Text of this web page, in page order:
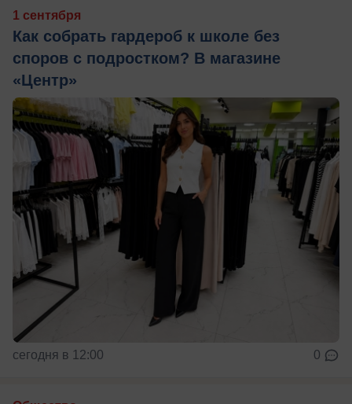
1 сентября
Как собрать гардероб к школе без
споров с подростком? В магазине
«Центр»
сегодня в 12:00 0